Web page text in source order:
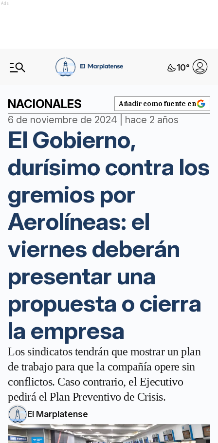
Ads
10°
NACIONALES Añadir como fuente en
6 de noviembre de 2024 | hace 2 años
El Gobierno,
durísimo contra los
gremios por
Aerolíneas: el
viernes deberán
presentar una
propuesta o cierra
la empresa
Los sindicatos tendrán que mostrar un plan
de trabajo para que la compañía opere sin
conflictos. Caso contrario, el Ejecutivo
pedirá el Plan Preventivo de Crisis.
El Marplatense